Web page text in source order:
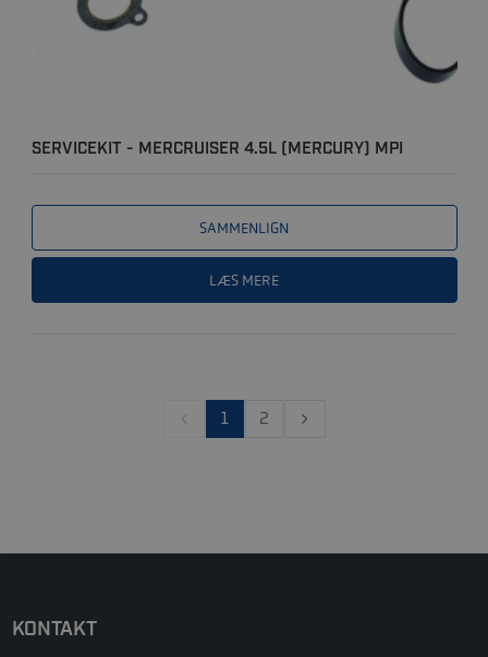
SERVICEKIT - MERCRUISER 4.5L (MERCURY) MPI
SAMMENLIGN
LÆS MERE
1 2
KONTAKT